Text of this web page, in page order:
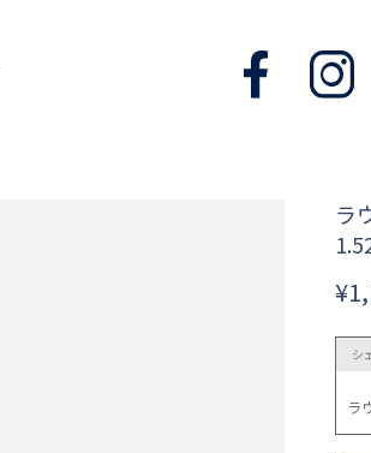
ラ
シ
ラ